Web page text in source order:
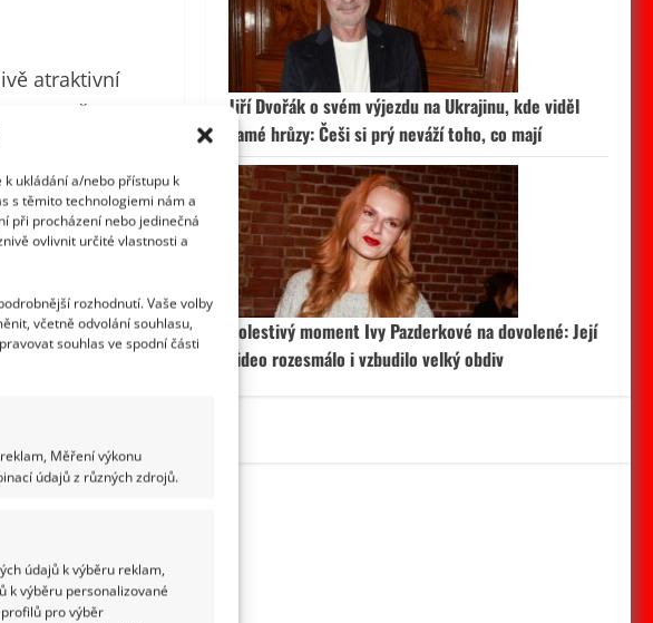
ukládání a/nebo přístupu k
s těmito technologiemi nám a
při procházení nebo jedinečná
ovlivnit určité vlastnosti a
rozhodnutí. Vaše volby
včetně odvolání souhlasu,
souhlas ve spodní části
Měření výkonu
údajů z různých zdrojů.
údajů k výběru reklam,
k výběru personalizované
pro výběr
atraktivní
České
problém.
Jiří Dvořák o svém výjezdu na Ukrajinu, kde viděl
samé hrůzy: Češi si prý neváží toho, co mají
Bolestivý moment Ivy Pazderkové na dovolené: Její
video rozesmálo i vzbudilo velký obdiv